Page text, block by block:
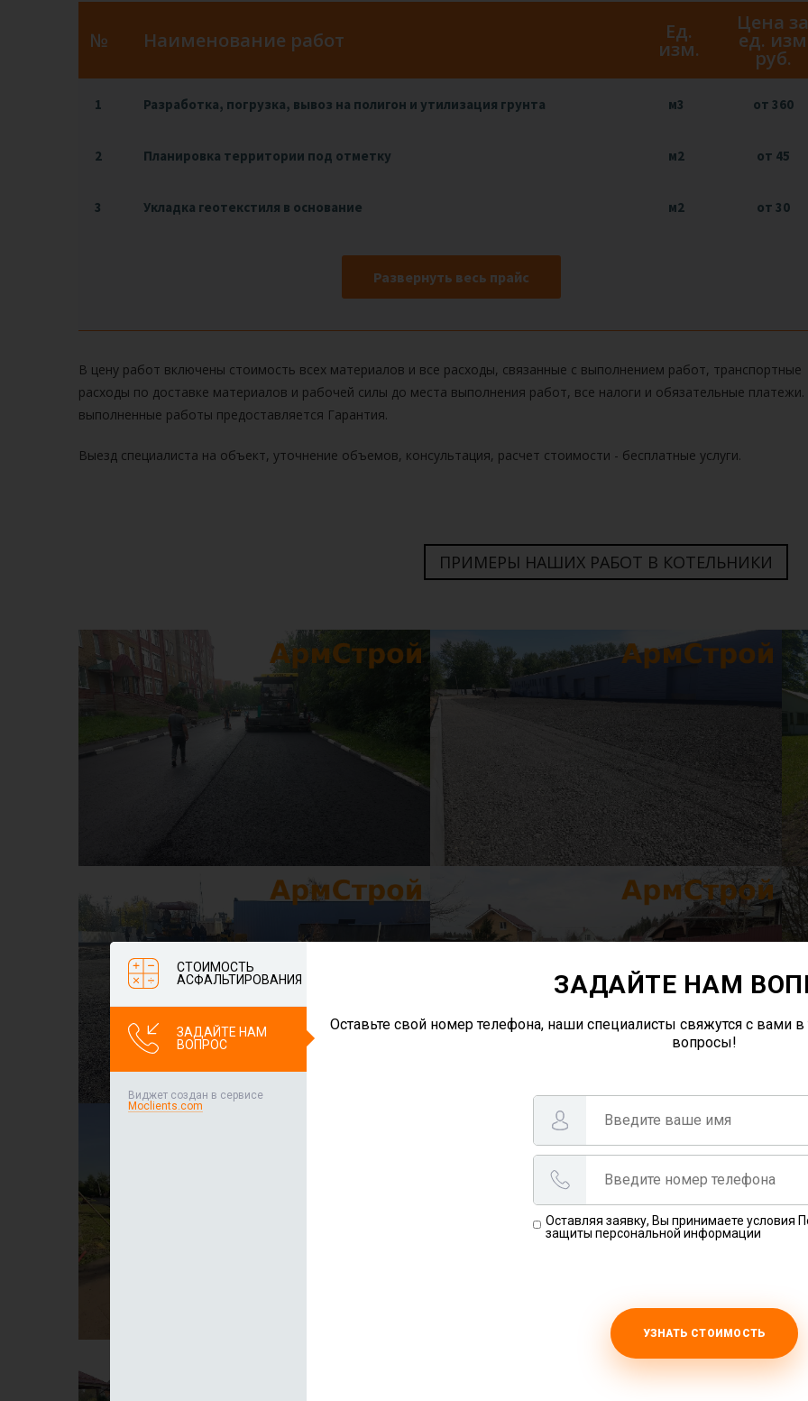
№ Наименование работ Ед.
изм.
Цена
ед. изм
руб.
1 Разработка, погрузка, вывоз на полигон и утилизация грунта м3 от 360
2 Планировка территории под отметку м2 от 45
3 Укладка геотекстиля в основание м2 от 30
Развернуть весь прайс
В цену работ включены стоимость всех материалов и все расходы, связанные с выполнением работ, транспортные
расходы по доставке материалов и рабочей силы до места выполнения работ, все налоги и обязательные
выполненные работы предоставляется Гарантия.
Выезд специалиста на объект, уточнение объемов, консультация, расчет стоимости - бесплатные услуги.
ПРИМЕРЫ НАШИХ РАБОТ В КОТЕЛЬНИКИ
СТОИМОСТЬ
АСФАЛЬТИРОВАНИЯ
ЗАДАЙТЕ НАМ
ВОПРОС
Виджет создан в сервисе
Moclients.com
ЗАДАЙТЕ НАМ
Оставьте свой номер телефона, наши специалисты свяжутся с вами
вопросы!
Оставляя заявку, Вы принимаете условия
защиты персональной информации
УЗНАТЬ СТОИМОСТЬ